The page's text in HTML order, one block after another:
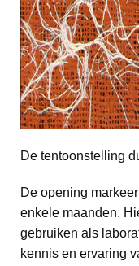
De tentoonstelling
De opening
enkele maanden.
gebruiken als
kennis en ervaring